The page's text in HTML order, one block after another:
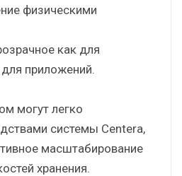
физическими
как для
для приложений.
могут легко
системы Centera,
масштабирование
хранения.